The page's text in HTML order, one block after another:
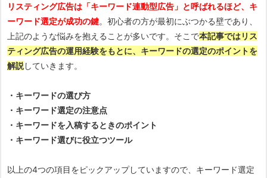
リスティング広告は「キーワード連動型広告」と呼ばれるほど、キ
ーワード選定が成功の鍵。初心者の方が最初にぶつかる壁であり、
上記のような悩みを抱えることが多いです。そこで本記事ではリス
ティング広告の運用経験をもとに、キーワードの選定のポイントを
解説していきます。
・キーワードの選び方
・キーワード選定の注意点
・キーワードを入稿するときのポイント
・キーワード選びに役立つツール
以上の4つの項目をピックアップしていますので、キーワード選定